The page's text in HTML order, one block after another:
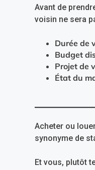
Avant de
voisin ne sera
Durée de
Budget
Projet de
État du
Acheter ou
synonyme de
Et vous, plutôt